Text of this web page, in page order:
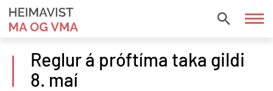
Fara
í
VMA
Reglur á próftíma taka gildi
8. maí